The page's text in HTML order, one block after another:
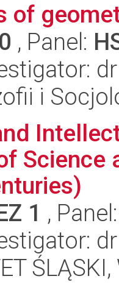
of
, Panel:
i
Science
1 ,